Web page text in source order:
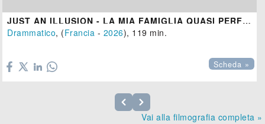
JUST AN ILLUSION - LA MIA FAMIGLIA QUASI PERFETTA
Drammatico, (Francia - 2026), 119 min.
Scheda »
Vai alla filmografia completa »